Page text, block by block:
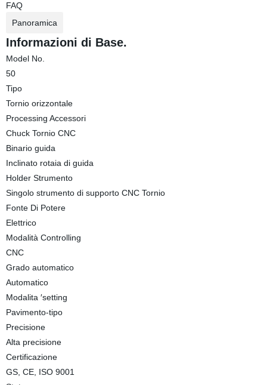
FAQ
Panoramica
Informazioni di Base.
Model No.
50
Tipo
Tornio orizzontale
Processing Accessori
Chuck Tornio CNC
Binario guida
Inclinato rotaia di guida
Holder Strumento
Singolo strumento di supporto CNC Tornio
Fonte Di Potere
Elettrico
Modalità Controlling
CNC
Grado automatico
Automatico
Modalita ′setting
Pavimento-tipo
Precisione
Alta precisione
Certificazione
GS, CE, ISO 9001